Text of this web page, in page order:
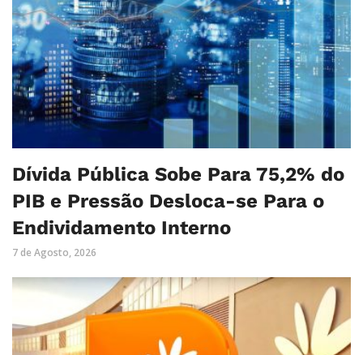
Dívida Pública Sobe Para 75,2% do
PIB e Pressão Desloca-se Para o
Endividamento Interno
7 de Agosto, 2026